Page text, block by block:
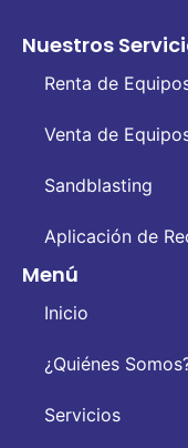
Nuestros
Renta de
Venta de
Sandblasting
Aplicación de
Menú
Inicio
¿Quiénes
Servicios